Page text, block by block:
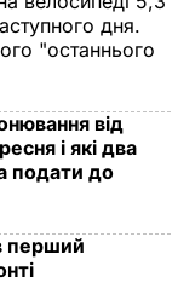
дня.
"останнього
від
і які два
подати до
перший